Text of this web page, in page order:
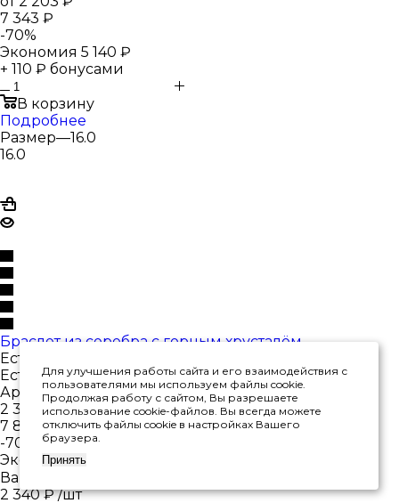
7 343 ₽
-70%
Экономия 5 140 ₽
+ 110 ₽ бонусами
В корзину
Подробнее
Размер—16.0
16.0
Браслет из серебра с горным хрусталём
Есть в наличии
Есть в наличии
Арт.: 4340526443-17-2
2 340
₽ /шт
7 800 ₽
-70
Экономия5 460
Варианты цен
2 340₽ /шт
Для улучшения работы сайта и его взаимодействия с
пользователями мы используем файлы cookie.
Продолжая работу с сайтом, Вы разрешаете
использование cookie-файлов. Вы всегда можете
отключить файлы cookie в настройках Вашего
браузера.
Принять